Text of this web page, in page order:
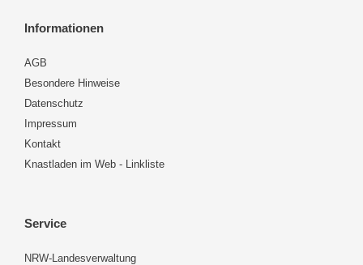
Informationen
AGB
Besondere Hinweise
Datenschutz
Impressum
Kontakt
Knastladen im Web - Linkliste
Service
NRW-Landesverwaltung